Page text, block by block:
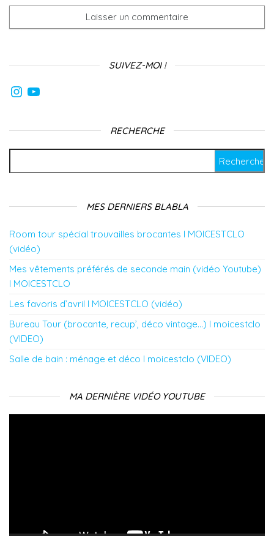
SUIVEZ-MOI !
Instagram
YouTube
RECHERCHE
MES DERNIERS BLABLA
Room tour spécial trouvailles brocantes l MOICESTCLO
(vidéo)
Mes vêtements préférés de seconde main (vidéo Youtube)
l MOICESTCLO
Les favoris d’avril l MOICESTCLO (vidéo)
Bureau Tour (brocante, recup’, déco vintage…) l moicestclo
(VIDEO)
Salle de bain : ménage et déco l moicestclo (VIDEO)
MA DERNIÈRE VIDÉO YOUTUBE